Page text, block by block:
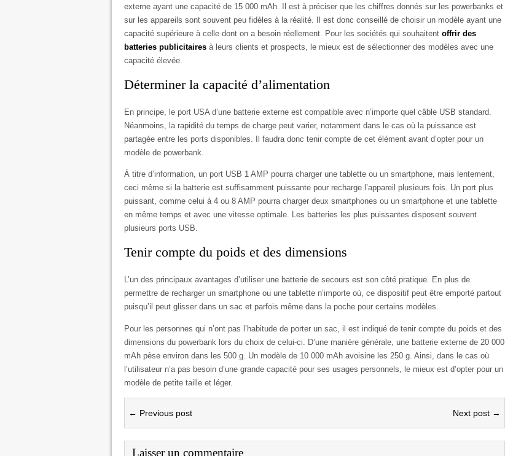
externe ayant une capacité de 15 000 mAh. Il est à préciser que les chiffres donnés sur les powerbanks et
sur les appareils sont souvent peu fidèles à la réalité. Il est donc conseillé de choisir un modèle ayant une
capacité supérieure à celle dont on a besoin réellement. Pour les sociétés qui souhaitent offrir des
batteries publicitaires à leurs clients et prospects, le mieux est de sélectionner des modèles avec une
capacité élevée.
Déterminer la capacité d’alimentation
En principe, le port USA d’une batterie externe est compatible avec n’importe quel câble USB standard.
Néanmoins, la rapidité du temps de charge peut varier, notamment dans le cas où la puissance est
partagée entre les ports disponibles. Il faudra donc tenir compte de cet élément avant d’opter pour un
modèle de powerbank.
À titre d’information, un port USB 1 AMP pourra charger une tablette ou un smartphone, mais lentement,
ceci même si la batterie est suffisamment puissante pour recharge l’appareil plusieurs fois. Un port plus
puissant, comme celui à 4 ou 8 AMP pourra charger deux smartphones ou un smartphone et une tablette
en même temps et avec une vitesse optimale. Les batteries les plus puissantes disposent souvent
plusieurs ports USB.
Tenir compte du poids et des dimensions
L’un des principaux avantages d’utiliser une batterie de secours est son côté pratique. En plus de
permettre de recharger un smartphone ou une tablette n’importe où, ce dispositif peut être emporté partout
puisqu’il peut glisser dans un sac et parfois même dans la poche pour certains modèles.
Pour les personnes qui n’ont pas l’habitude de porter un sac, il est indiqué de tenir compte du poids et des
dimensions du powerbank lors du choix de celui-ci. D’une manière générale, une batterie externe de 20 000
mAh pèse environ dans les 500 g. Un modèle de 10 000 mAh avoisine les 250 g. Ainsi, dans le cas où
l’utilisateur n’a pas besoin d’une grande capacité pour ses usages personnels, le mieux est d’opter pour un
modèle de petite taille et léger.
← Previous post Next post →
Laisser un commentaire